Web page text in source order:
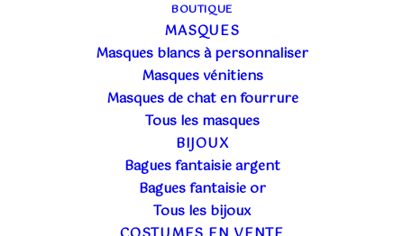
BOUTIQUE
MASQUES
Masques blancs à personnaliser
Masques vénitiens
Masques de chat en fourrure
Tous les masques
BIJOUX
Bagues fantaisie argent
Bagues fantaisie or
Tous les bijoux